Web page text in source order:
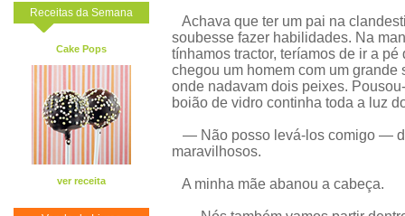
Receitas da Semana
Cake Pops
ver receita
Achava que ter um pai na
soubesse fazer habilidades. Na
tínhamos tractor, teríamos de ir a
chegou um homem com um
onde nadavam dois peixes.
boião de vidro continha toda a luz
— Não posso levá-los comigo —
maravilhosos.
A minha mãe abanou a cabeça.